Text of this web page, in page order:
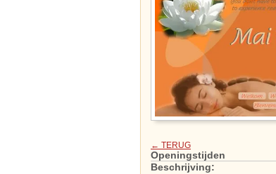
← TERUG
Openingstijden
Beschrijving: